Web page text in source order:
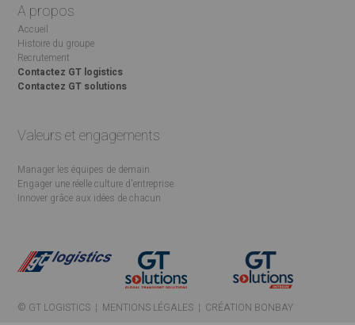
A propos
Accueil
Histoire du groupe
Recrutement
Contactez GT logistics
Contactez GT solutions
Valeurs et engagements
Manager les équipes de demain
Engager une réelle culture d'entreprise
Innover grâce aux idées de chacun
© GT LOGISTICS ¦ MENTIONS LÉGALES ¦ CRÉATION BONBAY